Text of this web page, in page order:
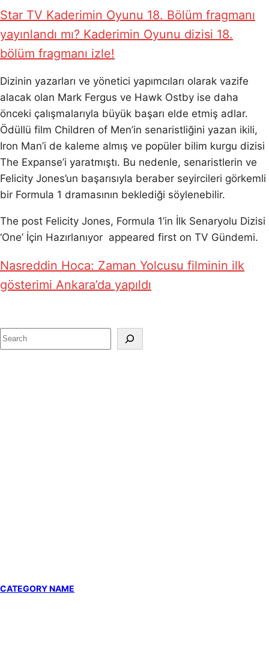
Star TV Kaderimin Oyunu 18. Bölüm fragmanı
yayınlandı mı? Kaderimin Oyunu dizisi 18.
bölüm fragmanı izle!
Dizinin yazarları ve yönetici yapımcıları olarak vazife
alacak olan Mark Fergus ve Hawk Ostby ise daha
önceki çalışmalarıyla büyük başarı elde etmiş adlar.
Ödüllü film Children of Men’in senaristliğini yazan ikili,
Iron Man’i de kaleme almış ve popüler bilim kurgu dizisi
The Expanse’i yaratmıştı. Bu nedenle, senaristlerin ve
Felicity Jones’un başarısıyla beraber seyircileri görkemli
bir Formula 1 dramasının beklediği söylenebilir.
The post Felicity Jones, Formula 1’in İlk Senaryolu Dizisi
‘One’ İçin Hazırlanıyor appeared first on TV Gündemi.
Nasreddin Hoca: Zaman Yolcusu filminin ilk
gösterimi Ankara’da yapıldı
S
e
CATEGORY NAME